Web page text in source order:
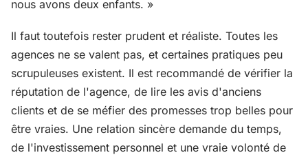
nous avons deux enfants. »
Il faut toutefois rester prudent et réaliste. Toutes les
agences ne se valent pas, et certaines pratiques peu
scrupuleuses existent. Il est recommandé de vérifier la
réputation de l'agence, de lire les avis d'anciens
clients et de se méfier des promesses trop belles pour
être vraies. Une relation sincère demande du temps,
de l'investissement personnel et une vraie volonté de